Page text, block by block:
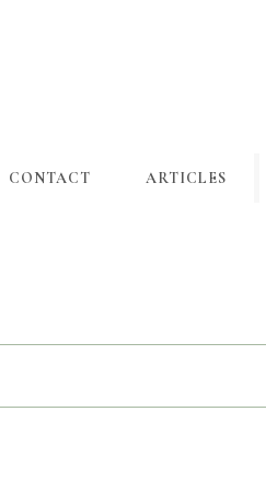
CONTACT ARTICLES